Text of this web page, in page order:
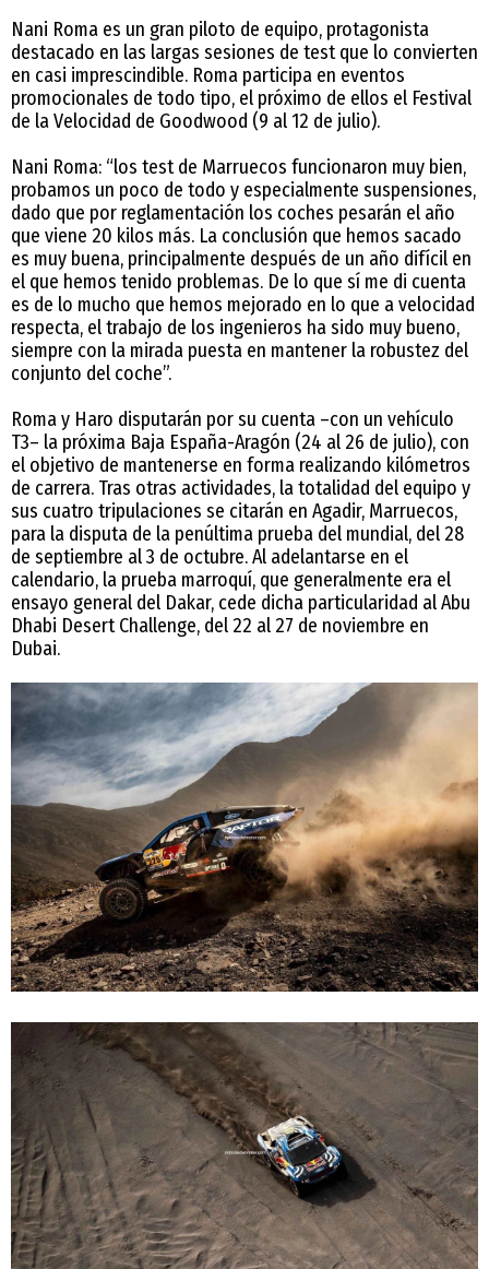
Nani Roma es un gran piloto de equipo, protagonista
destacado en las largas sesiones de test que lo convierten
en casi imprescindible. Roma participa en eventos
promocionales de todo tipo, el próximo de ellos el Festival
de la Velocidad de Goodwood (9 al 12 de julio).
Nani Roma: “los test de Marruecos funcionaron muy bien,
probamos un poco de todo y especialmente suspensiones,
dado que por reglamentación los coches pesarán el año
que viene 20 kilos más. La conclusión que hemos sacado
es muy buena, principalmente después de un año difícil en
el que hemos tenido problemas. De lo que sí me di cuenta
es de lo mucho que hemos mejorado en lo que a velocidad
respecta, el trabajo de los ingenieros ha sido muy bueno,
siempre con la mirada puesta en mantener la robustez del
conjunto del coche”.
Roma y Haro disputarán por su cuenta –con un vehículo
T3– la próxima Baja España-Aragón (24 al 26 de julio), con
el objetivo de mantenerse en forma realizando kilómetros
de carrera. Tras otras actividades, la totalidad del equipo y
sus cuatro tripulaciones se citarán en Agadir, Marruecos,
para la disputa de la penúltima prueba del mundial, del 28
de septiembre al 3 de octubre. Al adelantarse en el
calendario, la prueba marroquí, que generalmente era el
ensayo general del Dakar, cede dicha particularidad al Abu
Dhabi Desert Challenge, del 22 al 27 de noviembre en
Dubai.